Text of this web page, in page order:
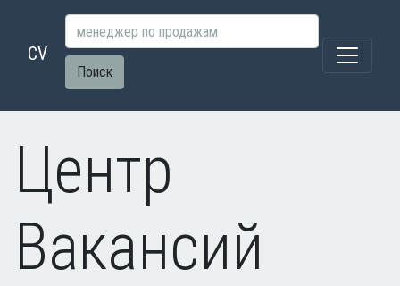
CV
Поиск
Центр
Вакансий